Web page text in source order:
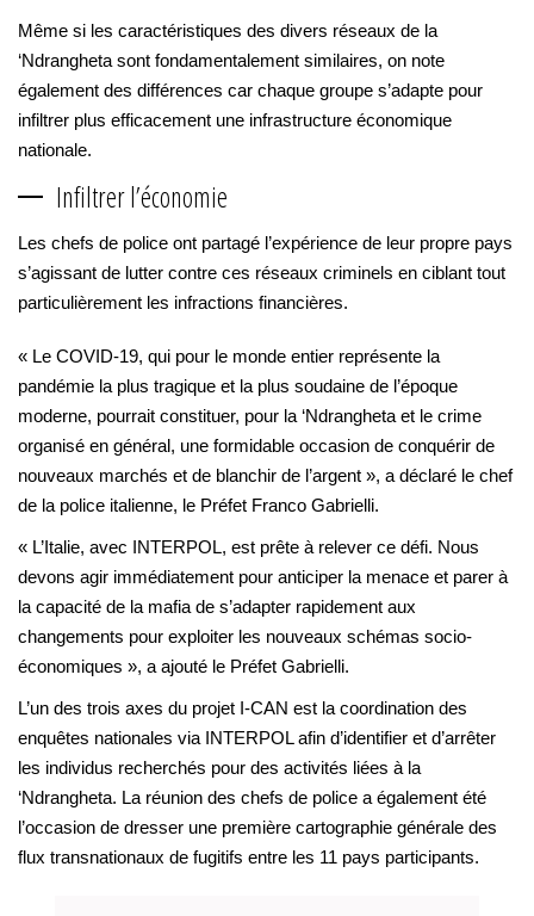
Même si les caractéristiques des divers réseaux de la
‘Ndrangheta sont fondamentalement similaires, on note
également des différences car chaque groupe s’adapte pour
infiltrer plus efficacement une infrastructure économique
nationale.
Infiltrer l’économie
Les chefs de police ont partagé l’expérience de leur propre pays
s’agissant de lutter contre ces réseaux criminels en ciblant tout
particulièrement les infractions financières.
« Le COVID-19, qui pour le monde entier représente la
pandémie la plus tragique et la plus soudaine de l’époque
moderne, pourrait constituer, pour la ‘Ndrangheta et le crime
organisé en général, une formidable occasion de conquérir de
nouveaux marchés et de blanchir de l’argent », a déclaré le chef
de la police italienne, le Préfet Franco Gabrielli.
« L’Italie, avec INTERPOL, est prête à relever ce défi. Nous
devons agir immédiatement pour anticiper la menace et parer à
la capacité de la mafia de s’adapter rapidement aux
changements pour exploiter les nouveaux schémas socio-
économiques », a ajouté le Préfet Gabrielli.
L’un des trois axes du projet I-CAN est la coordination des
enquêtes nationales via INTERPOL afin d’identifier et d’arrêter
les individus recherchés pour des activités liées à la
‘Ndrangheta. La réunion des chefs de police a également été
l’occasion de dresser une première cartographie générale des
flux transnationaux de fugitifs entre les 11 pays participants.